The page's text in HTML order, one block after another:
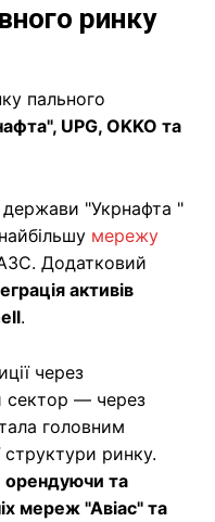
ринку
пального
UPG, OKKO та
держави "Укрнафта "
мережу
Додатковий
активів
.
через
сектор — через
головним
структури ринку.
орендуючи та
мереж "Авіас" та